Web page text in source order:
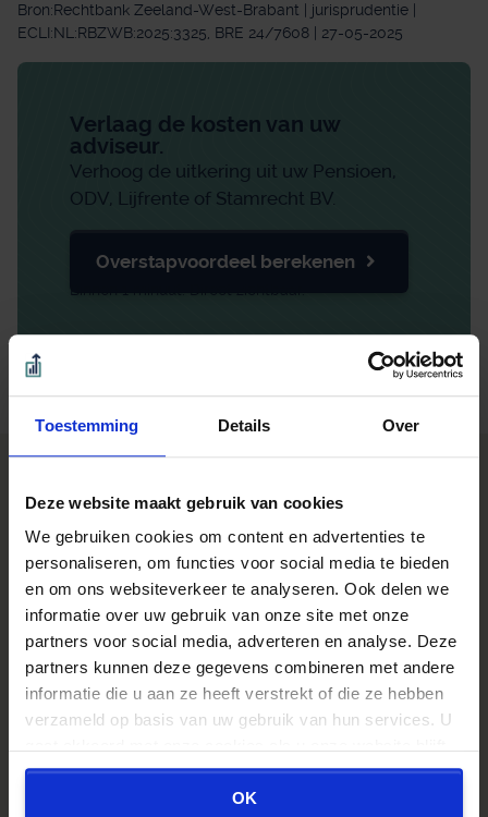
Toestemming Details Over
Deze website maakt gebruik van cookies
We gebruiken cookies om content en advertenties te
personaliseren, om functies voor social media te bieden
en om ons websiteverkeer te analyseren. Ook delen we
informatie over uw gebruik van onze site met onze
partners voor social media, adverteren en analyse. Deze
partners kunnen deze gegevens combineren met andere
informatie die u aan ze heeft verstrekt of die ze hebben
verzameld op basis van uw gebruik van hun services. U
gebruiken.
OK
Bron:Rechtbank Zeeland-West-Brabant | jurisprudentie |
ECLI:NL:RBZWB:2025:3325, BRE 24/7608 | 27-05-2025
Verlaag de kosten van uw
adviseur.
Verhoog de uitkering uit uw Pensioen,
ODV, Lijfrente of Stamrecht BV.
Overstapvoordeel berekenen
Binnen 1 minuut. Direct zichtbaar.
Beoordeeld met een 9.0 uit 10 op basis van 3453
reviews
> Klantenervaringen GeldZo.nl
Beoordeeld met een 9.0 uit 10 op basis van 3453
reviews
Ton Benders,10/10
Sinds het begin van mijn relatie met
Kroese en Geraerts ben ik alleen maar
tevreden over hun dienstverlening.
Verder lezen...
Eli,
'Wordt uw adviseur
slapend rijk?
Of stapt u zelf op die boot?'